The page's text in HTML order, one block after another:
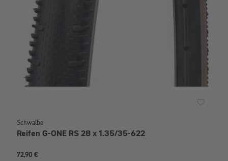
Schwalbe
Reifen G-ONE RS 28 x 1.35/35-622
72,90 €